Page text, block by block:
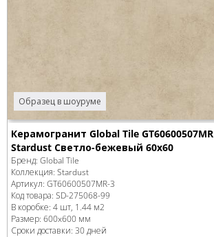
Образец в шоуруме
Керамогранит Global Tile GT60600507MR
Stardust Светло-бежевый 60x60
Бренд: Global Tile
Коллекция: Stardust
Артикул: GT60600507MR-3
Код товара: SD-275068-99
В коробке: 4 шт, 1.44 м2
Размер: 600x600 мм
Сроки доставки: 30 дней